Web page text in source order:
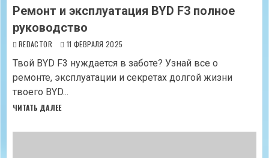
Ремонт и эксплуатация BYD F3 полное
руководство
REDACTOR 11 ФЕВРАЛЯ 2025
Твой BYD F3 нуждается в заботе? Узнай все о
ремонте, эксплуатации и секретах долгой жизни
твоего BYD...
ЧИТАТЬ ДАЛЕЕ